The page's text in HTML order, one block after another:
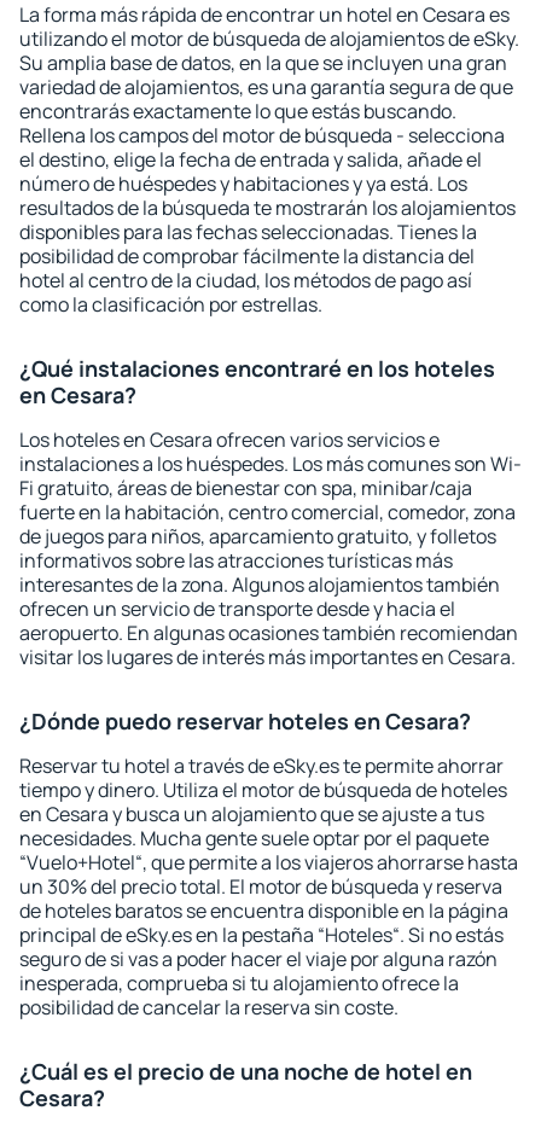
La forma más rápida de encontrar un hotel en Cesara es
utilizando el motor de búsqueda de alojamientos de eSky.
Su amplia base de datos, en la que se incluyen una gran
variedad de alojamientos, es una garantía segura de que
encontrarás exactamente lo que estás buscando.
Rellena los campos del motor de búsqueda - selecciona
el destino, elige la fecha de entrada y salida, añade el
número de huéspedes y habitaciones y ya está. Los
resultados de la búsqueda te mostrarán los alojamientos
disponibles para las fechas seleccionadas. Tienes la
posibilidad de comprobar fácilmente la distancia del
hotel al centro de la ciudad, los métodos de pago así
como la clasificación por estrellas.
¿Qué instalaciones encontraré en los hoteles
en Cesara?
Los hoteles en Cesara ofrecen varios servicios e
instalaciones a los huéspedes. Los más comunes son Wi-
Fi gratuito, áreas de bienestar con spa, minibar/caja
fuerte en la habitación, centro comercial, comedor, zona
de juegos para niños, aparcamiento gratuito, y folletos
informativos sobre las atracciones turísticas más
interesantes de la zona. Algunos alojamientos también
ofrecen un servicio de transporte desde y hacia el
aeropuerto. En algunas ocasiones también recomiendan
visitar los lugares de interés más importantes en Cesara.
¿Dónde puedo reservar hoteles en Cesara?
Reservar tu hotel a través de eSky.es te permite ahorrar
tiempo y dinero. Utiliza el motor de búsqueda de hoteles
en Cesara y busca un alojamiento que se ajuste a tus
necesidades. Mucha gente suele optar por el paquete
“Vuelo+Hotel“, que permite a los viajeros ahorrarse hasta
un 30% del precio total. El motor de búsqueda y reserva
de hoteles baratos se encuentra disponible en la página
principal de eSky.es en la pestaña “Hoteles“. Si no estás
seguro de si vas a poder hacer el viaje por alguna razón
inesperada, comprueba si tu alojamiento ofrece la
posibilidad de cancelar la reserva sin coste.
¿Cuál es el precio de una noche de hotel en
Cesara?